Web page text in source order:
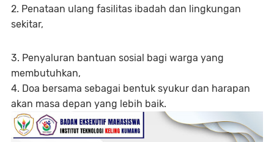
2. Penataan ulang fasilitas ibadah dan lingkungan
sekitar,
3. Penyaluran bantuan sosial bagi warga yang
membutuhkan,
4. Doa bersama sebagai bentuk syukur dan harapan
akan masa depan yang lebih baik.